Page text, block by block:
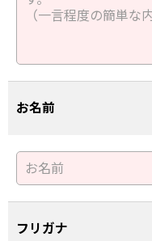
お名前
フリガナ